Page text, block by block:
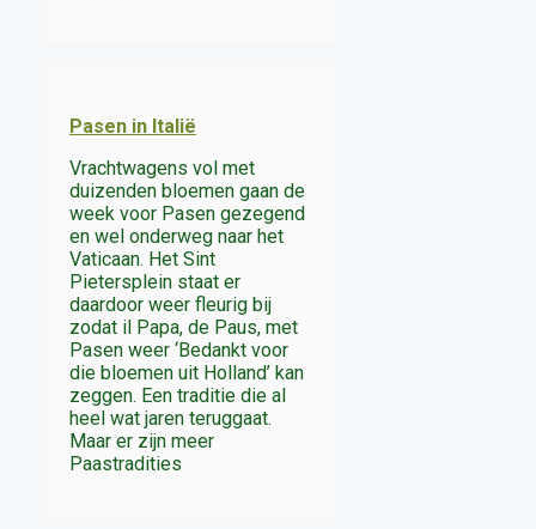
Pasen in Italië
Vrachtwagens vol met
duizenden bloemen gaan de
week voor Pasen gezegend
en wel onderweg naar het
Vaticaan. Het Sint
Pietersplein staat er
daardoor weer fleurig bij
zodat il Papa, de Paus, met
Pasen weer ‘Bedankt voor
die bloemen uit Holland’ kan
zeggen. Een traditie die al
heel wat jaren teruggaat.
Maar er zijn meer
Paastradities